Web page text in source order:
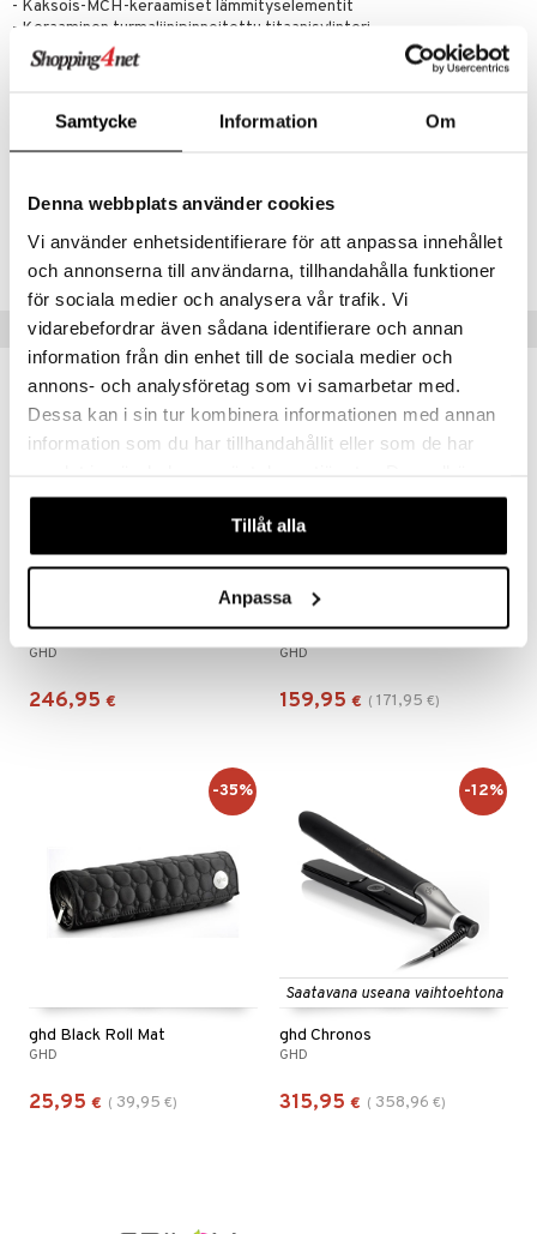
Samtycke Information Om
Denna webbplats använder cookies
Vi använder enhetsidentifierare för att anpassa innehållet
och annonserna till användarna, tillhandahålla funktioner
för sociala medier och analysera vår trafik. Vi
vidarebefordrar även sådana identifierare och annan
information från din enhet till de sociala medier och
annons- och analysföretag som vi samarbetar med.
Dessa kan i sin tur kombinera informationen med annan
information som du har tillhandahållit eller som de har
våra cookies vid fortsatt användande av vår webbplats.
Tillåt alla
Anpassa
- Kaksois-MCH-keraamiset lämmityselementit
- Keraaminen turmaliinipinnoitettu titaanisylinteri
- Lämpötila: 80-210°C
- Halkaisija: 25 mm
- Automaattinen sammutus 1 tunnin kuluttua, jos sitä ei käytetä
- Johto: 3 metriä
CUPG3-W3-1-XX-XX
Suositut tuotteet
ghd Unplugged Hair Straightener
GHD
246,95 €
ghd Air Hair Dryer Kit
GHD
159,95 € ( 171,95 €)
ghd Black Roll Mat
GHD
25,95 € ( 39,95 €)
-35%
Saatavana useana vaihtoehtona
ghd Chronos
GHD
315,95 € ( 358,96 €)
-12%